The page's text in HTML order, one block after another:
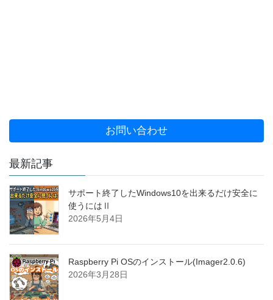
お問い合わせ
最新記事
サポート終了したWindows10を出来るだけ安全に
使うにはⅡ
2026年5月4日
Raspberry Pi OSのインストール(Imager2.0.6)
2026年3月28日